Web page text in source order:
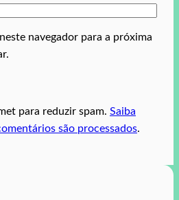
navegador para a próxima
para reduzir spam. Saiba
são processados.